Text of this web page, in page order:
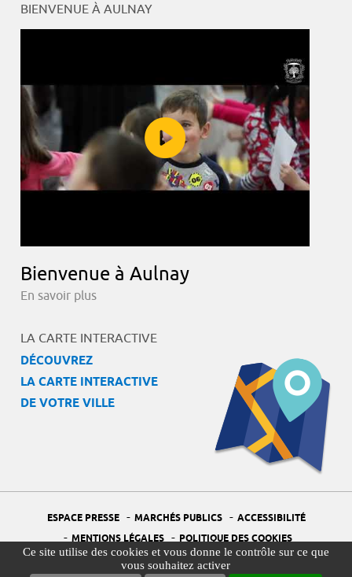
Ce site utilise des cookies et vous donne le contrôle sur ce que
vous souhaitez activer
BIENVENUE À AULNAY
Bienvenue à Aulnay
En savoir plus
LA CARTE INTERACTIVE
DÉCOUVREZ
LA CARTE INTERACTIVE
DE VOTRE VILLE
ESPACE PRESSE - MARCHÉS PUBLICS - ACCESSIBILITÉ
- MENTIONS LÉGALES - POLITIQUE DES COOKIES
PORTAIL DÉLÉGUÉ À LA PROTECTION DES DONNÉES - PLAN DU SITE